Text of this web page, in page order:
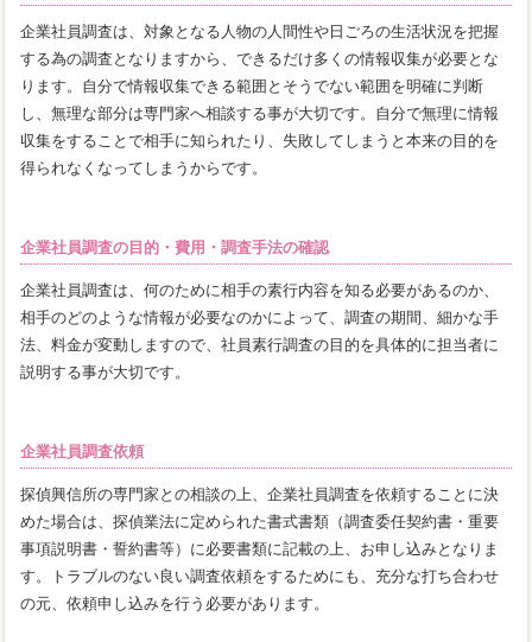
企業社員調査は、対象となる人物の人間性や日ごろの生活状況を把握
する為の調査となりますから、できるだけ多くの情報収集が必要とな
ります。自分で情報収集できる範囲とそうでない範囲を明確に判断
し、無理な部分は専門家へ相談する事が大切です。自分で無理に情報
収集をすることで相手に知られたり、失敗してしまうと本来の目的を
得られなくなってしまうからです。
企業社員調査の目的・費用・調査手法の確認
企業社員調査は、何のために相手の素行内容を知る必要があるのか、
相手のどのような情報が必要なのかによって、調査の期間、細かな手
法、料金が変動しますので、社員素行調査の目的を具体的に担当者に
説明する事が大切です。
企業社員調査依頼
探偵興信所の専門家との相談の上、企業社員調査を依頼することに決
めた場合は、探偵業法に定められた書式書類（調査委任契約書・重要
事項説明書・誓約書等）に必要書類に記載の上、お申し込みとなりま
す。トラブルのない良い調査依頼をするためにも、充分な打ち合わせ
の元、依頼申し込みを行う必要があります。